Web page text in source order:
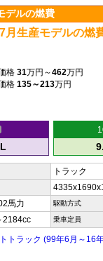
デルの燃費
月生産モデルの燃
格 31万円～462万円
格 135～213万円
トラック
馬力 駆動方式
2184cc 乗車定員
トラック (99年6月～16